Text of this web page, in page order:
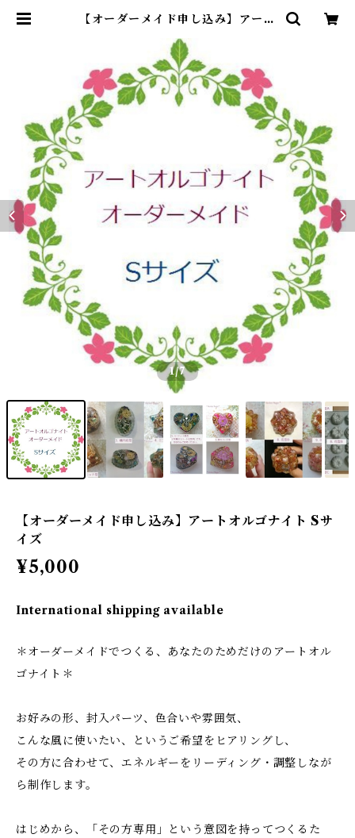
【オーダーメイド申し込み】アート
マギ
1/7
【オーダーメイド申し込み】アートオルゴナイト Sサ
イズ
¥5,000
International shipping available
＊オーダーメイドでつくる、あなたのためだけのアートオル
ゴナイト＊
お好みの形、封入パーツ、色合いや雰囲気、
こんな風に使いたい、というご希望をヒアリングし、
その方に合わせて、エネルギーをリーディング・調整しなが
ら制作します。
はじめから、「その方専用」という意図を持ってつくるた